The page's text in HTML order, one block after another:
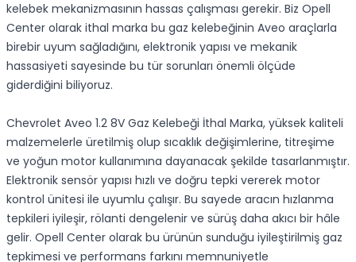
kelebek mekanizmasının hassas çalışması gerekir. Biz Opell
Center olarak ithal marka bu gaz kelebeğinin Aveo araçlarla
birebir uyum sağladığını, elektronik yapısı ve mekanik
hassasiyeti sayesinde bu tür sorunları önemli ölçüde
giderdiğini biliyoruz.
Chevrolet Aveo 1.2 8V Gaz Kelebeği İthal Marka, yüksek kaliteli
malzemelerle üretilmiş olup sıcaklık değişimlerine, titreşime
ve yoğun motor kullanımına dayanacak şekilde tasarlanmıştır.
Elektronik sensör yapısı hızlı ve doğru tepki vererek motor
kontrol ünitesi ile uyumlu çalışır. Bu sayede aracın hızlanma
tepkileri iyileşir, rölanti dengelenir ve sürüş daha akıcı bir hâle
gelir. Opell Center olarak bu ürünün sunduğu iyileştirilmiş gaz
tepkimesi ve performans farkını memnuniyetle